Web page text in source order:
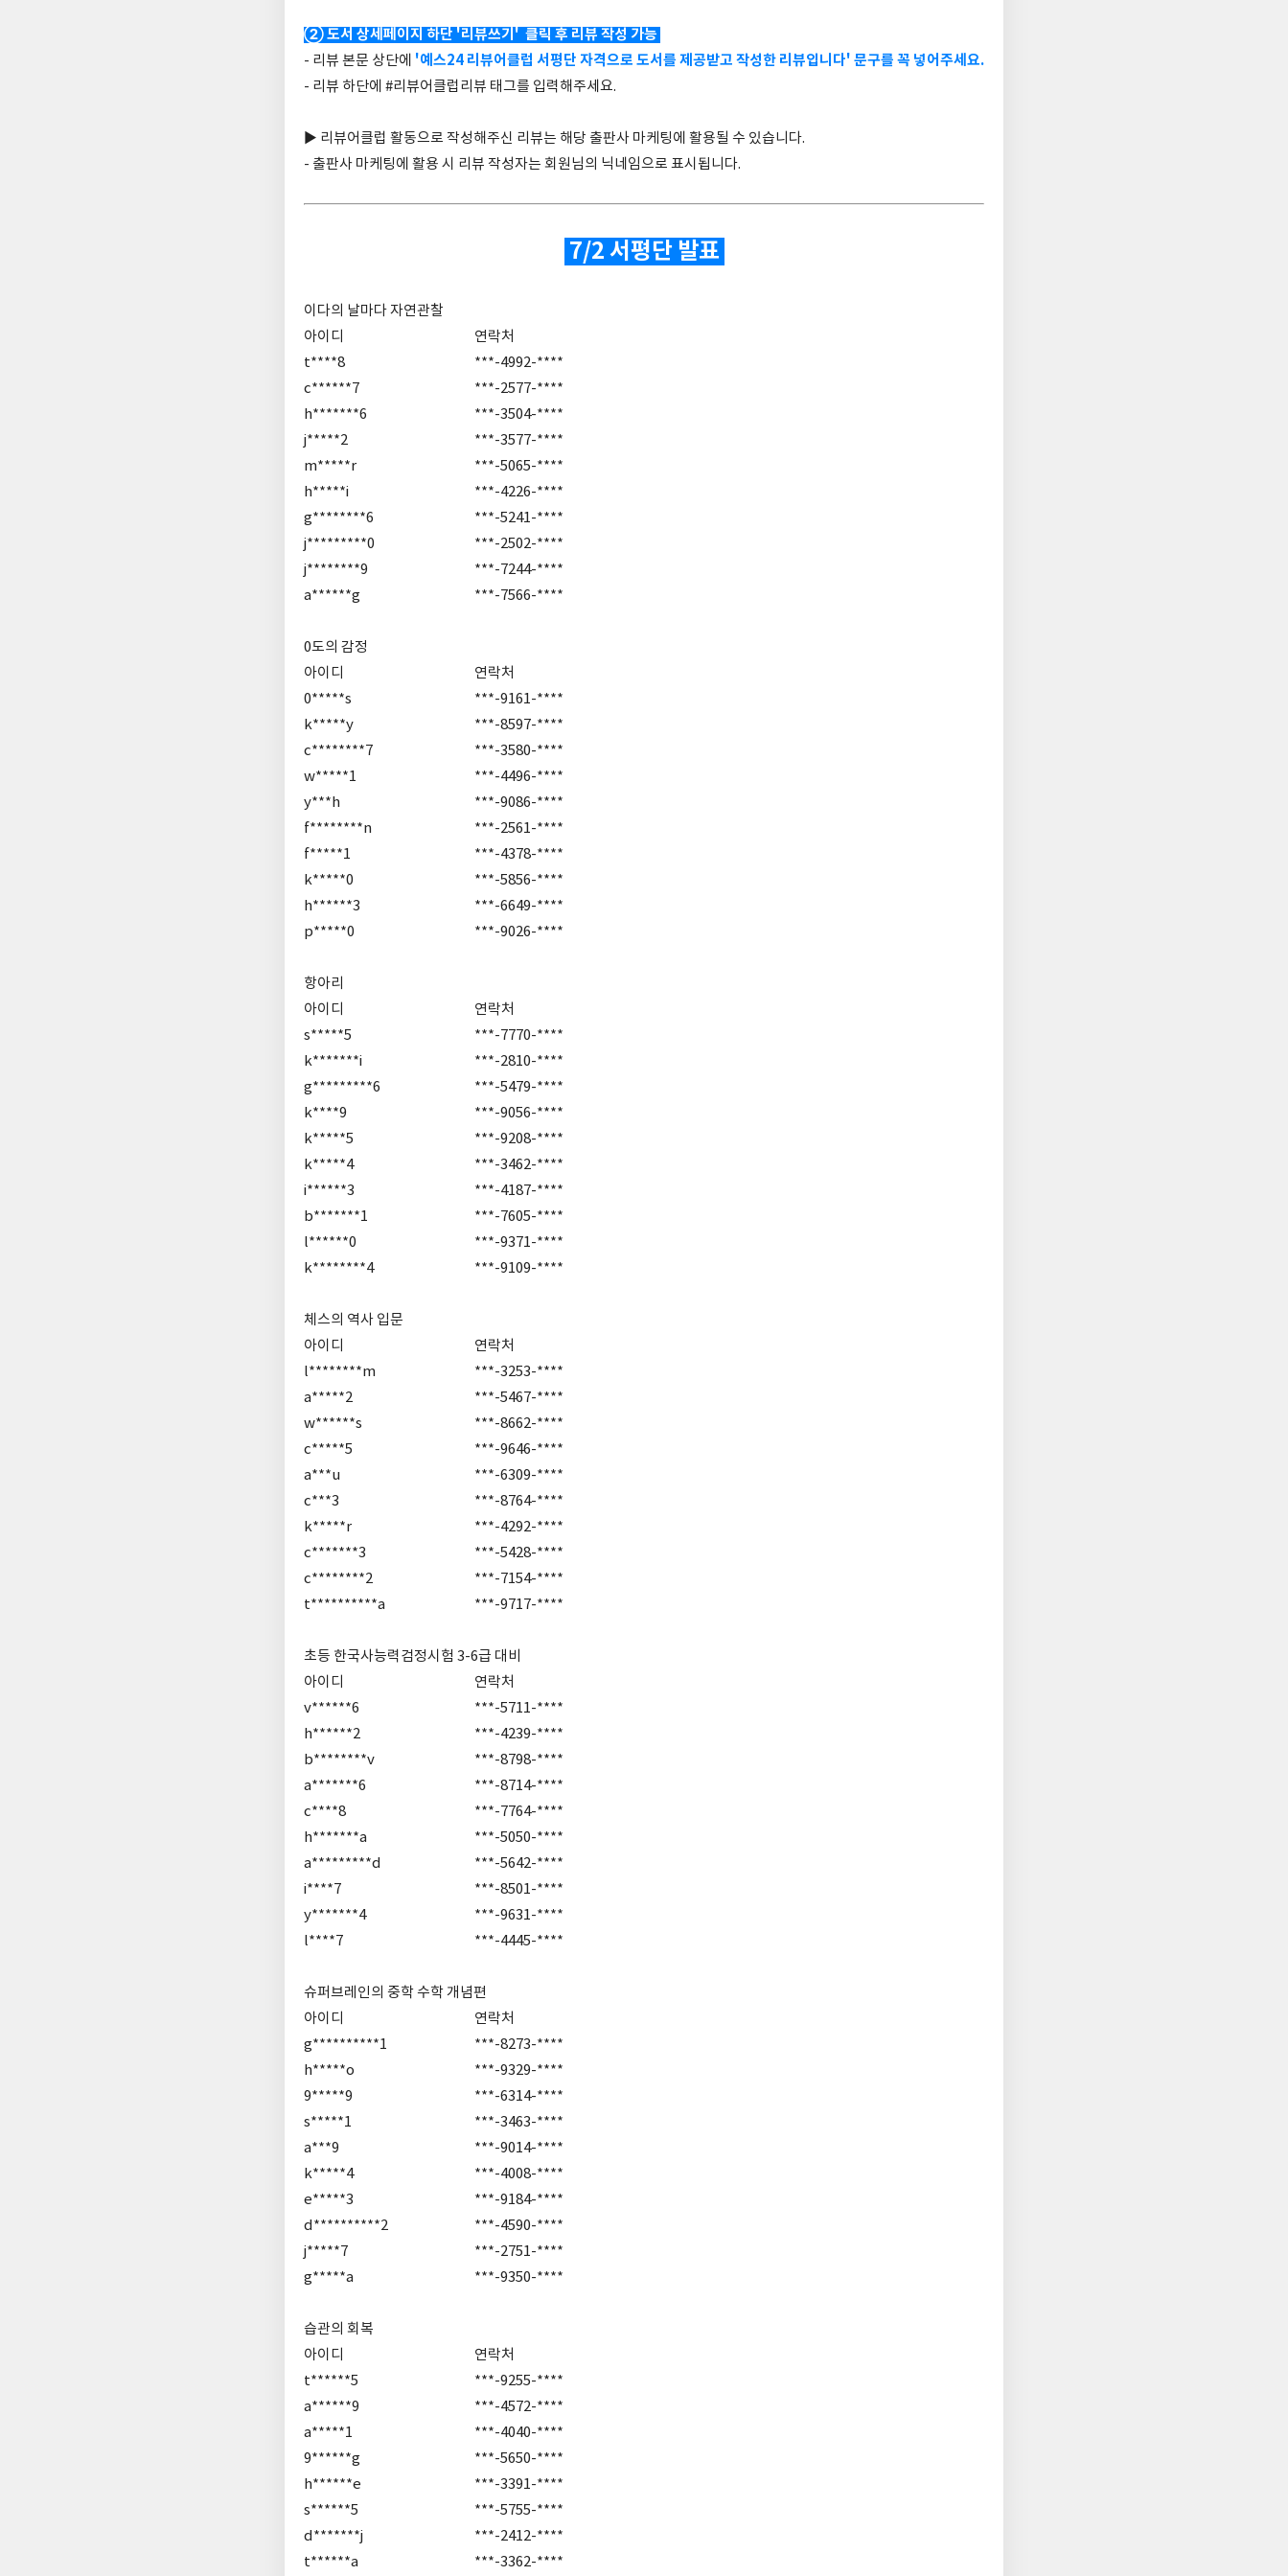
② 도서 상세페이지 하단 '리뷰쓰기' 클릭 후 리뷰 작성 가능
- 리뷰 본문 상단에 '예스24 리뷰어클럽 서평단 자격으로 도서를 제공받고 작성한 리뷰입니다' 문구를 꼭 넣어주세요.
- 리뷰 하단에 #리뷰어클럽리뷰 태그를 입력해주세요.
▶ 리뷰어클럽 활동으로 작성해주신 리뷰는 해당 출판사 마케팅에 활용될 수 있습니다.
- 출판사 마케팅에 활용 시 리뷰 작성자는 회원님의 닉네임으로 표시됩니다.
7/2 서평단 발표
이다의 날마다 자연관찰
아이디
연락처
t****8
***-4992-****
c******7
***-2577-****
h*******6
***-3504-****
j*****2
***-3577-****
m*****r
***-5065-****
h*****i
***-4226-****
g********6
***-5241-****
j*********0
***-2502-****
j********9
***-7244-****
a******g
***-7566-****
0도의 감정
아이디
연락처
0*****s
***-9161-****
k*****y
***-8597-****
c********7
***-3580-****
w*****1
***-4496-****
y***h
***-9086-****
f********n
***-2561-****
f*****1
***-4378-****
k*****0
***-5856-****
h******3
***-6649-****
p*****0
***-9026-****
항아리
아이디
연락처
s*****5
***-7770-****
k*******i
***-2810-****
g*********6
***-5479-****
k****9
***-9056-****
k*****5
***-9208-****
k*****4
***-3462-****
i******3
***-4187-****
b*******1
***-7605-****
l******0
***-9371-****
k********4
***-9109-****
체스의 역사 입문
아이디
연락처
l********m
***-3253-****
a*****2
***-5467-****
w******s
***-8662-****
c*****5
***-9646-****
a***u
***-6309-****
c***3
***-8764-****
k*****r
***-4292-****
c*******3
***-5428-****
c********2
***-7154-****
t**********a
***-9717-****
초등 한국사능력검정시험 3-6급 대비
아이디
연락처
v******6
***-5711-****
h******2
***-4239-****
b********v
***-8798-****
a*******6
***-8714-****
c****8
***-7764-****
h*******a
***-5050-****
a*********d
***-5642-****
i****7
***-8501-****
y*******4
***-9631-****
l****7
***-4445-****
슈퍼브레인의 중학 수학 개념편
아이디
연락처
g**********1
***-8273-****
h*****o
***-9329-****
9*****9
***-6314-****
s*****1
***-3463-****
a***9
***-9014-****
k*****4
***-4008-****
e*****3
***-9184-****
d**********2
***-4590-****
j*****7
***-2751-****
g*****a
***-9350-****
습관의 회복
아이디
연락처
t******5
***-9255-****
a******9
***-4572-****
a*****1
***-4040-****
9******g
***-5650-****
h******e
***-3391-****
s******5
***-5755-****
d*******j
***-2412-****
t******a
***-3362-****